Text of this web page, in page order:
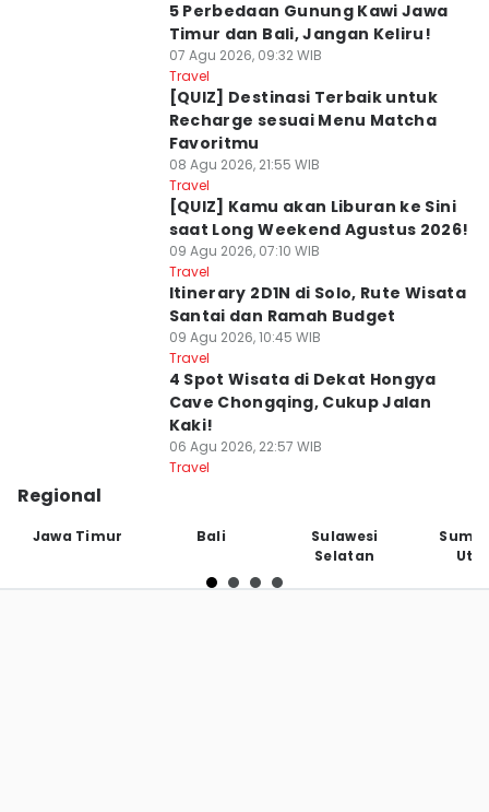
5 Perbedaan Gunung Kawi Jawa
Timur dan Bali, Jangan Keliru!
07 Agu 2026, 09:32 WIB
Travel
[QUIZ] Destinasi Terbaik untuk
Recharge sesuai Menu Matcha
Favoritmu
08 Agu 2026, 21:55 WIB
Travel
[QUIZ] Kamu akan Liburan ke Sini
saat Long Weekend Agustus 2026!
09 Agu 2026, 07:10 WIB
Travel
Itinerary 2D1N di Solo, Rute Wisata
Santai dan Ramah Budget
09 Agu 2026, 10:45 WIB
Travel
4 Spot Wisata di Dekat Hongya
Cave Chongqing, Cukup Jalan
Kaki!
06 Agu 2026, 22:57 WIB
Travel
Regional
Jawa Timur Bali
Sulawesi
Selatan